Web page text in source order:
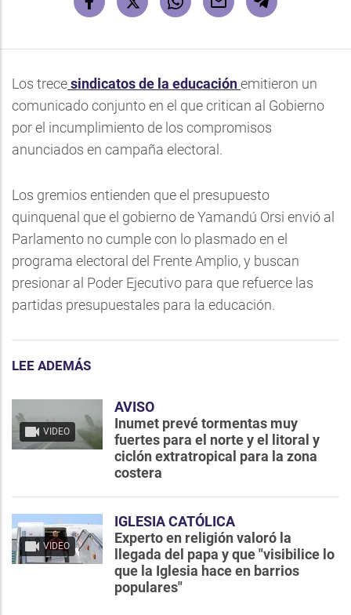
Los trecesindicatos de la educaciónemitieron un
comunicado conjunto en el que critican al Gobierno
por el incumplimiento de los compromisos
anunciados en campaña electoral.
Los gremios entienden que el presupuesto
quinquenal que el gobierno de Yamandú Orsi envió al
Parlamento no cumple con lo plasmado en el
programa electoral del Frente Amplio, y buscan
presionar al Poder Ejecutivo para que refuerce las
partidas presupuestales para la educación.
LEE ADEMÁS
VIDEO
AVISO
Inumet prevé tormentas muy
fuertes para el norte y el litoral y
ciclón extratropical para la zona
costera
VIDEO
IGLESIA CATÓLICA
Experto en religión valoró la
llegada del papa y que "visibilice lo
que la Iglesia hace en barrios
populares"